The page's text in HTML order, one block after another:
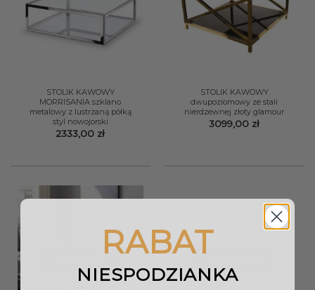
STOLIK KAWOWY
MORRISANIA szklano
metalowy z lustrzaną półką
styl nowojorski
2333,00 zł
STOLIK KAWOWY
dwupoziomowy ze stali
nierdzewnej złoty glamour
3099,00 zł
RABAT
NIESPODZIANKA